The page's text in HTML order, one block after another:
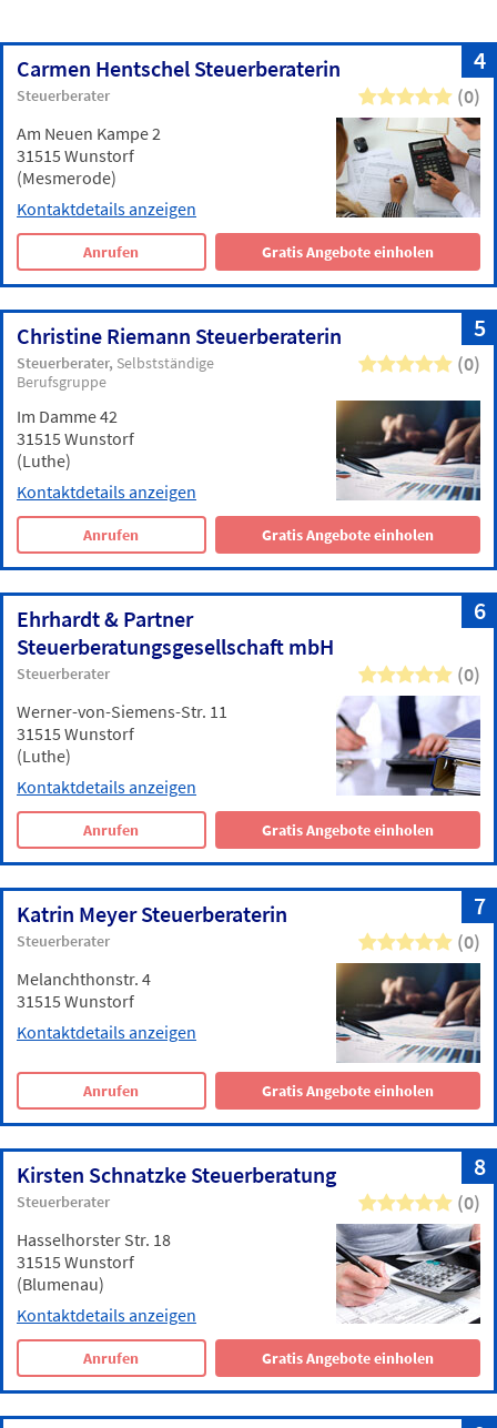
4
Carmen Hentschel Steuerberaterin
Steuerberater (0)
Am Neuen Kampe 2
31515 Wunstorf
(Mesmerode)
Kontaktdetails anzeigen
Anrufen Gratis Angebote einholen
5
Christine Riemann Steuerberaterin
Steuerberater Selbstständige
Berufsgruppe
(0)
Im Damme 42
31515 Wunstorf
(Luthe)
Kontaktdetails anzeigen
Anrufen Gratis Angebote einholen
6
Ehrhardt & Partner
Steuerberatungsgesellschaft mbH
Steuerberater (0)
Werner-von-Siemens-Str. 11
31515 Wunstorf
(Luthe)
Kontaktdetails anzeigen
Anrufen Gratis Angebote einholen
7
Katrin Meyer Steuerberaterin
Steuerberater (0)
Melanchthonstr. 4
31515 Wunstorf
Kontaktdetails anzeigen
Anrufen Gratis Angebote einholen
8
Kirsten Schnatzke Steuerberatung
Steuerberater (0)
Hasselhorster Str. 18
31515 Wunstorf
(Blumenau)
Kontaktdetails anzeigen
Anrufen Gratis Angebote einholen